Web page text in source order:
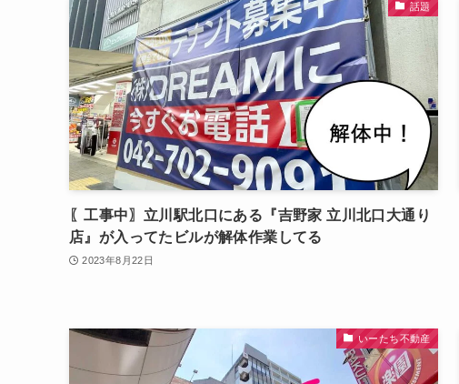
話題
〖工事中〗立川駅北口にある『吉野家 立川北口大通り
店』が入ってたビルが解体作業してる
2023年8月22日
いーたち不動産